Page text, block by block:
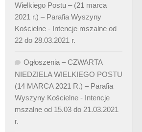
Wielkiego Postu – (21 marca
2021 r.) – Parafia Wyszyny
Kościelne - Intencje mszalne od
22 do 28.03.2021 r.
Ogłoszenia – CZWARTA
NIEDZIELA WIELKIEGO POSTU
(14 MARCA 2021 R.) – Parafia
Wyszyny Kościelne - Intencje
mszalne od 15.03 do 21.03.2021
r.